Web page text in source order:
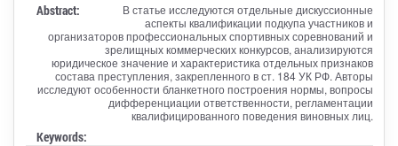
Abstract:
В статье исследуются отдельные дискуссионные
аспекты квалификации подкупа участников и
организаторов профессиональных спортивных соревнований и
зрелищных коммерческих конкурсов, анализируются
юридическое значение и характеристика отдельных признаков
состава преступления, закрепленного в ст. 184 УК РФ. Авторы
исследуют особенности бланкетного построения нормы, вопросы
дифференциации ответственности, регламентации
квалифицированного поведения виновных лиц.
Keywords: